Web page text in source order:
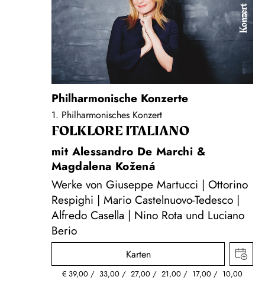
Konzert
Philharmonische Konzerte
1. Philharmonisches Konzert
FOLKLORE ITALIANO
mit Alessandro De Marchi &
Magdalena Kožená
Werke von Giuseppe Martucci | Ottorino
Respighi | Mario Castelnuovo-Tedesco |
Alfredo Casella | Nino Rota und Luciano
Berio
Karten
€ 39,00 33,00 27,00 21,00 17,00 10,00